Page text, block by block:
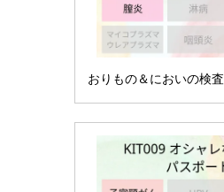
おりもの＆においの検査